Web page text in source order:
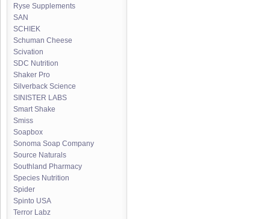
Ryse Supplements
SAN
SCHIEK
Schuman Cheese
Scivation
SDC Nutrition
Shaker Pro
Silverback Science
SINISTER LABS
Smart Shake
Smiss
Soapbox
Sonoma Soap Company
Source Naturals
Southland Pharmacy
Species Nutrition
Spider
Spinto USA
Terror Labz